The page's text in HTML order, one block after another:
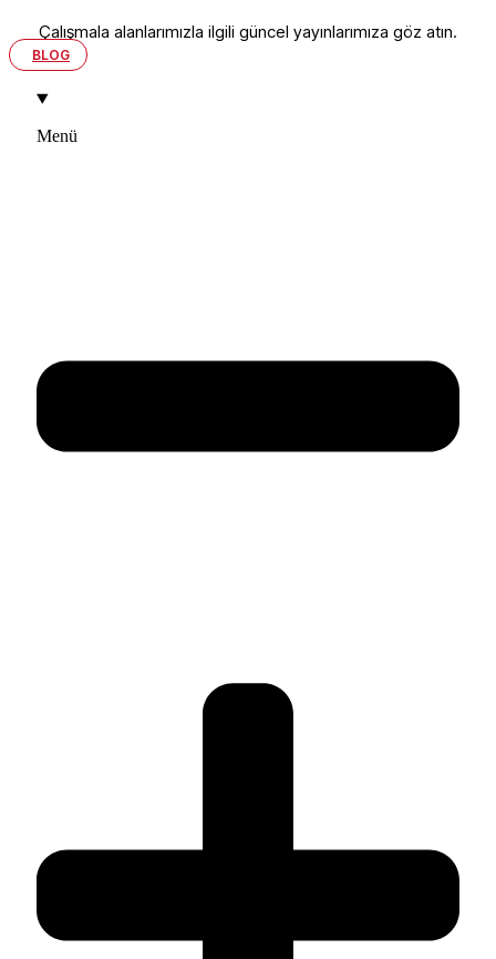
Çalışmala alanlarımızla ilgili güncel yayınlarımıza göz atın.
BLOG
Menü